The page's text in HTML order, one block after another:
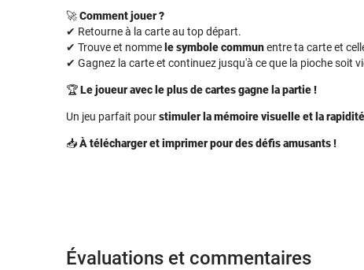
🚀Comment jouer ?
✔ Retourne à la carte au top départ.
✔ Trouve et nomme le symbole communentre ta carte et
✔ Gagnez la carte et continuez jusqu'à ce que la pioche soit
🏆Le joueur avec le plus de cartes gagne la partie !
Un jeu parfait pourstimuler la mémoire visuelle et la rapidité
📥À télécharger et imprimer pour des défis amusants !
Évaluations et commentaires